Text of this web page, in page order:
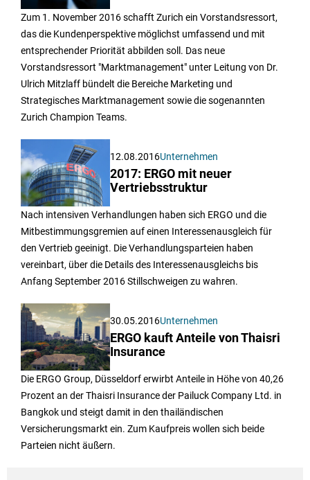
Zum 1. November 2016 schafft Zurich ein Vorstandsressort,
das die Kundenperspektive möglichst umfassend und mit
entsprechender Priorität abbilden soll. Das neue
Vorstandsressort "Marktmanagement" unter Leitung von Dr.
Ulrich Mitzlaff bündelt die Bereiche Marketing und
Strategisches Marktmanagement sowie die sogenannten
Zurich Champion Teams.
12.08.2016Unternehmen
2017: ERGO mit neuer
Vertriebsstruktur
Nach intensiven Verhandlungen haben sich ERGO und die
Mitbestimmungsgremien auf einen Interessenausgleich für
den Vertrieb geeinigt. Die Verhandlungsparteien haben
vereinbart, über die Details des Interessenausgleichs bis
Anfang September 2016 Stillschweigen zu wahren.
30.05.2016Unternehmen
ERGO kauft Anteile von Thaisri
Insurance
Die ERGO Group, Düsseldorf erwirbt Anteile in Höhe von 40,26
Prozent an der Thaisri Insurance der Pailuck Company Ltd. in
Bangkok und steigt damit in den thailändischen
Versicherungsmarkt ein. Zum Kaufpreis wollen sich beide
Parteien nicht äußern.